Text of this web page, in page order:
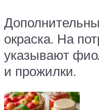
окраска. На
указывают
и прожилки.